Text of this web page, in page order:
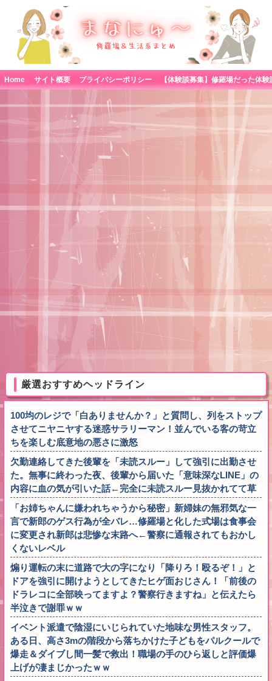
Home サイト概要 プライバシーポリシー
厳選おすすめヘッドライン
100均のレジで「白ありませんか？」と質問し、列をストップ
させてニヤニヤする迷惑サラリーマン！並んでいる客の苛立
ちを楽しむ底意地の悪さに激怒
欠勤連絡してきた後輩を「未読スルー」して強引に出勤させ
た。無事に終わった夜、後輩から届いた「意味深なLINE」の
内容に血の気が引いた話←完全に未読スルー見抜かれてて草
「お姉ちゃんに嫌われちゃうから秘密」新婦妹の無邪気な一
言で新郎のゲス行為が全バレ…修羅場と化した式場は食事会
に変更され新郎は悲惨な末路へ←警察に通報されてもおかし
くないレベル
煽り運転の末に道路で大の字になり「降りろ！殴るぞ！」と
ドアを強引に開けようとしてきたヒゲ面おじさん！「前後の
ドラレコに全部映ってますよ？警察行きますね」と伝えたら
半泣きで謝罪ｗｗ
イベント派遣で陰湿にいじられていた地味な男性スタッフ。
ある日、高さ3mの階段から落ちかけた子どもをパルクールで
爆走＆ダイブし間一髪で救出！職場の手のひら返しと評価爆
上げが凄まじかったｗｗ